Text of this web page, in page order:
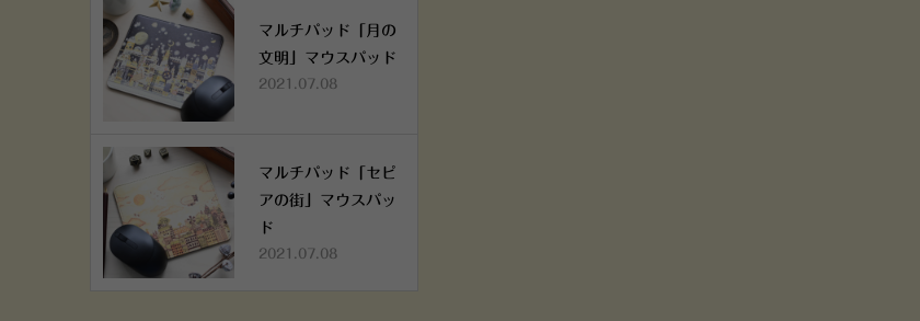
マルチパッド「月の
文明」マウスパッド
2021.07.08
マルチパッド「セピ
アの街」マウスパッ
ド
2021.07.08